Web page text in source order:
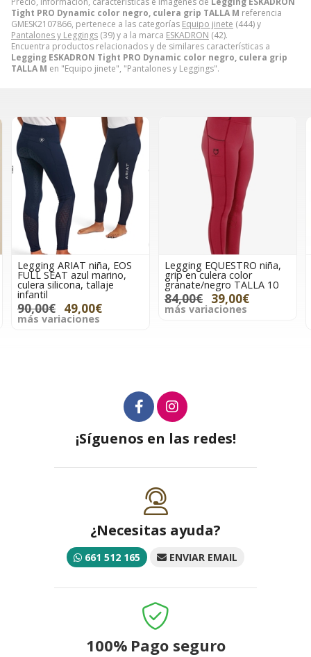
Tight PRO Dynamic color negro, culera grip TALLA M referencia
GMESK2107866, pertenece a las categorías Equipo jinete (444) y
Pantalones y Leggings (39) y a la marca ESKADRON (42).
Encuentra productos relacionados y de similares características a
Legging ESKADRON Tight PRO Dynamic color negro, culera grip
TALLA M en "Equipo jinete", "Pantalones y Leggings".
Legging ARIAT niña, EOS
FULL SEAT azul marino,
culera silicona, tallaje
infantil
90,00€ 49,00€
más variaciones
Legging EQUESTRO niña,
grip en culera color
granate/negro TALLA 10
84,00€ 39,00€
más variaciones
¡Síguenos en las redes!
¿Necesitas ayuda?
661 512 165 ENVIAR EMAIL
100% Pago seguro